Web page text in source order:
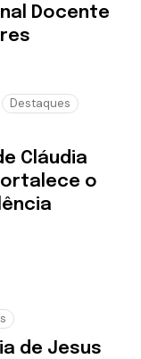
Docente
Destaques
Cláudia
o
de Jesus